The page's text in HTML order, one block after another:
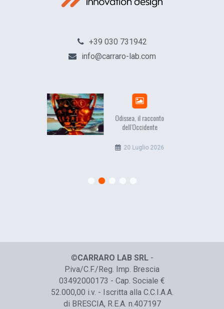
+39 030 731942
info@carraro-lab.com
Odissea, il racconto
dell’Occidente
EuropCOM: digital kit per
©CARRARO LAB SRL-
P.iva/C.F./Reg. Imp. Brescia
03492000173 - Cap. Sociale €
52.000,00 i.v. - Iscritta alla C.C.I.A.A.
di BRESCIA, R.E.A. n.407197